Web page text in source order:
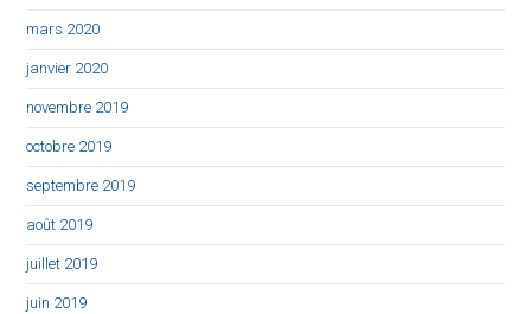
mars 2020
janvier 2020
novembre 2019
octobre 2019
septembre 2019
août 2019
juillet 2019
juin 2019